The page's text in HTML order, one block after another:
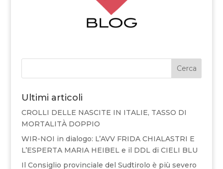
Cerca
Ultimi articoli
CROLLI DELLE NASCITE IN ITALIE, TASSO DI
MORTALITÀ DOPPIO
WIR-NOI in dialogo: L’AVV FRIDA CHIALASTRI E
L’ESPERTA MARIA HEIBEL e il DDL di CIELI BLU
Il Consiglio provinciale del Sudtirolo è più severo